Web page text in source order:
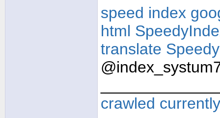
speed index
html
translate
crawled